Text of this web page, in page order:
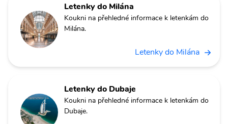
Letenky do Milána
Koukni na přehledné informace k letenkám do
Milána.
Letenky do Milána
Letenky do Dubaje
Koukni na přehledné informace k letenkám do
Dubaje.